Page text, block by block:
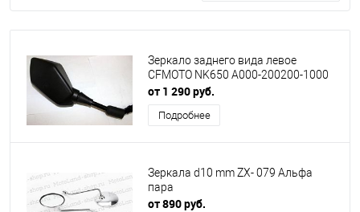
Зеркало заднего вида левое
CFMOTO NK650 A000-200200-1000
от 1 290 руб.
Подробнее
Зеркала d10 mm ZX- 079 Альфа
пара
от 890 руб.